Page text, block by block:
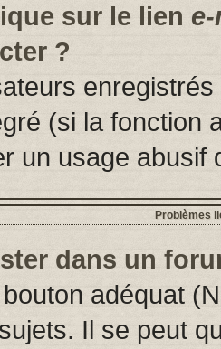
sur le lien
?
(si la fonction
un usage abusif
Problèmes
dans un
adéquat
Il se peut